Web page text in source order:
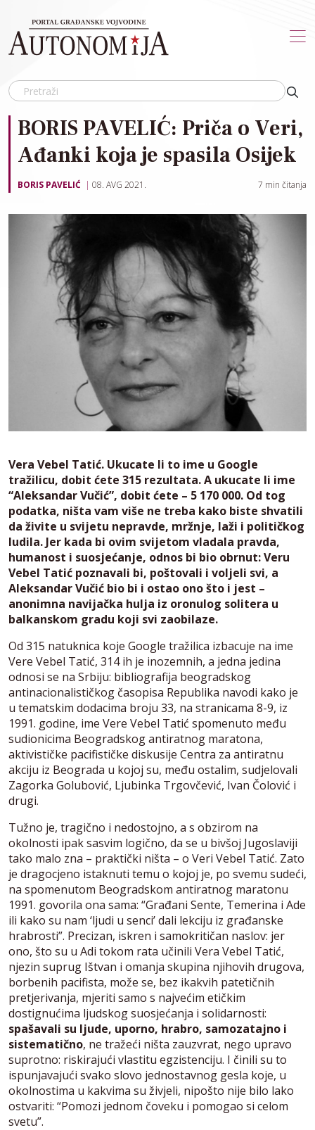
BORIS PAVELIĆ: Priča o Veri,
Ađanki koja je spasila Osijek
BORIS PAVELIĆ 08. AVG 2021. 7 min čitanja
Vera Vebel Tatić. Ukucate li to ime u Google
tražilicu, dobit ćete 315 rezultata. A ukucate li ime
“Aleksandar Vučić”, dobit ćete – 5 170 000. Od tog
podatka, ništa vam više ne treba kako biste shvatili
da živite u svijetu nepravde, mržnje, laži i političkog
ludila. Jer kada bi ovim svijetom vladala pravda,
humanost i suosjećanje, odnos bi bio obrnut: Veru
Vebel Tatić poznavali bi, poštovali i voljeli svi, a
Aleksandar Vučić bio bi i ostao ono što i jest –
anonimna navijačka hulja iz oronulog solitera u
balkanskom gradu koji svi zaobilaze.
Od 315 natuknica koje Google tražilica izbacuje na ime
Vere Vebel Tatić, 314 ih je inozemnih, a jedna jedina
odnosi se na Srbiju: bibliografija beogradskog
antinacionalističkog časopisa Republika navodi kako je
u tematskim dodacima broju 33, na stranicama 8-9, iz
1991. godine, ime Vere Vebel Tatić spomenuto među
sudionicima Beogradskog antiratnog maratona,
aktivističke pacifističke diskusije Centra za antiratnu
akciju iz Beograda u kojoj su, među ostalim, sudjelovali
Zagorka Golubović, Ljubinka Trgovčević, Ivan Čolović i
drugi.
Tužno je, tragično i nedostojno, a s obzirom na
okolnosti ipak sasvim logično, da se u bivšoj Jugoslaviji
tako malo zna – praktički ništa – o Veri Vebel Tatić. Zato
je dragocjeno istaknuti temu o kojoj je, po svemu sudeći,
na spomenutom Beogradskom antiratnog maratonu
1991. govorila ona sama: “Građani Sente, Temerina i Ade
ili kako su nam ‘ljudi u senci’ dali lekciju iz građanske
hrabrosti”. Precizan, iskren i samokritičan naslov: jer
ono, što su u Adi tokom rata učinili Vera Vebel Tatić,
njezin suprug Ištvan i omanja skupina njihovih drugova,
borbenih pacifista, može se, bez ikakvih patetičnih
pretjerivanja, mjeriti samo s najvećim etičkim
dostignućima ljudskog suosjećanja i solidarnosti:
spašavali su ljude, uporno, hrabro, samozatajno i
sistematično, ne tražeći ništa zauzvrat, nego upravo
suprotno: riskirajući vlastitu egzistenciju. I činili su to
ispunjavajući svako slovo jednostavnog gesla koje, u
okolnostima u kakvima su živjeli, nipošto nije bilo lako
ostvariti: “Pomozi jednom čoveku i pomogao si celom
svetu”.